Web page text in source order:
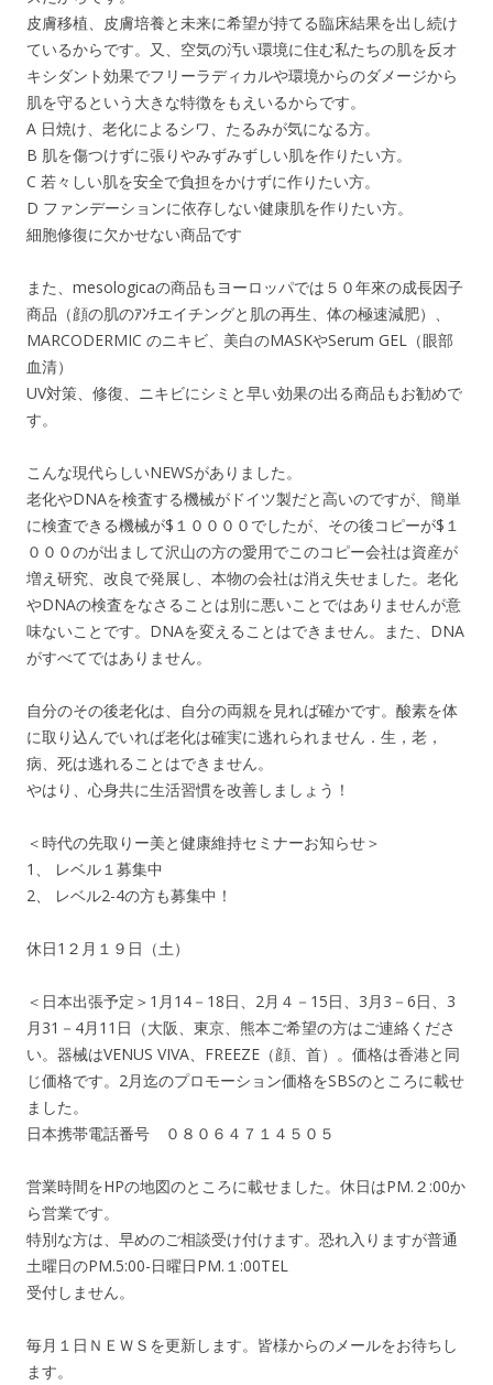
皮膚移植、皮膚培養と未来に希望が持てる臨床結果を出し続け
ているからです。又、空気の汚い環境に住む私たちの肌を反オ
キシダント効果でフリーラディカルや環境からのダメージから
肌を守るという大きな特徴をもえいるからです。
A 日焼け、老化によるシワ、たるみが気になる方。
B 肌を傷つけずに張りやみずみずしい肌を作りたい方。
C 若々しい肌を安全で負担をかけずに作りたい方。
D ファンデーションに依存しない健康肌を作りたい方。
細胞修復に欠かせない商品です
また、mesologicaの商品もヨーロッパでは５０年來の成長因子
商品（顔の肌のｱﾝﾁエイチングと肌の再生、体の極速減肥）、
MARCODERMIC のニキビ、美白のMASKやSerum GEL（眼部
血清）
UV対策、修復、ニキビにシミと早い効果の出る商品もお勧めで
す。
こんな現代らしいNEWSがありました。
老化やDNAを検査する機械がドイツ製だと高いのですが、簡単
に検査できる機械が$１００００でしたが、その後コピーが$１
０００のが出まして沢山の方の愛用でこのコピー会社は資産が
増え研究、改良で発展し、本物の会社は消え失せました。老化
やDNAの検査をなさることは別に悪いことではありませんが意
味ないことです。DNAを変えることはできません。また、DNA
がすべてではありません。
自分のその後老化は、自分の両親を見れば確かです。酸素を体
に取り込んでいれば老化は確実に逃れられません．生，老，
病、死は逃れることはできません。
やはり、心身共に生活習慣を改善しましょう！
＜時代の先取りー美と健康維持セミナーお知らせ＞
1、 レベル１募集中
2、 レベル2-4の方も募集中！
休日1２月１９日（土）
＜日本出張予定＞1月14－18日、2月４－15日、3月3－6日、3
月31－4月11日（大阪、東京、熊本ご希望の方はご連絡くださ
い。器械はVENUS VIVA、FREEZE（顔、首）。価格は香港と同
じ価格です。2月迄のプロモーション価格をSBSのところに載せ
ました。
日本携帯電話番号 ０８０６４７１４５０５
営業時間をHPの地図のところに載せました。休日はPM.２:00か
ら営業です。
特別な方は、早めのご相談受け付けます。恐れ入りますが普通
土曜日のPM.5:00-日曜日PM.１:00TEL
受付しません。
毎月１日ＮＥＷＳを更新します。皆様からのメールをお待ちし
ます。